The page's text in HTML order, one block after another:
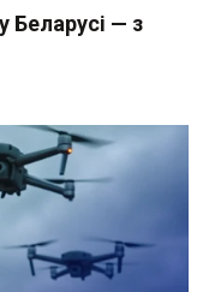
Беларусі — з